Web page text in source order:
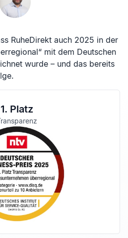
RuheDirekt auch 2025 in der
mit dem Deutschen
wurde – und das bereits
1. Platz